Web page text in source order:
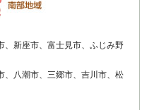
、新座市、富士見市、ふじみ野
、八潮市、三郷市、吉川市、松